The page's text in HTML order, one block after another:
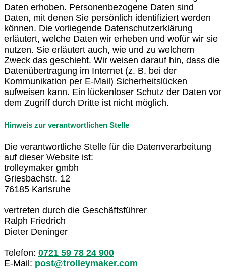
Daten erhoben. Personenbezogene Daten sind
Daten, mit denen Sie persönlich identifiziert werden
können. Die vorliegende Datenschutzerklärung
erläutert, welche Daten wir erheben und wofür wir sie
nutzen. Sie erläutert auch, wie und zu welchem
Zweck das geschieht. Wir weisen darauf hin, dass die
Datenübertragung im Internet (z. B. bei der
Kommunikation per E-Mail) Sicherheitslücken
aufweisen kann. Ein lückenloser Schutz der Daten vor
dem Zugriff durch Dritte ist nicht möglich.
Hinweis zur verantwortlichen Stelle
Die verantwortliche Stelle für die Datenverarbeitung
auf dieser Website ist:
trolleymaker gmbh
Griesbachstr. 12
76185 Karlsruhe
vertreten durch die Geschäftsführer
Ralph Friedrich
Dieter Deninger
Telefon: 0721 59 78 24 900
E-Mail: post@trolleymaker.com